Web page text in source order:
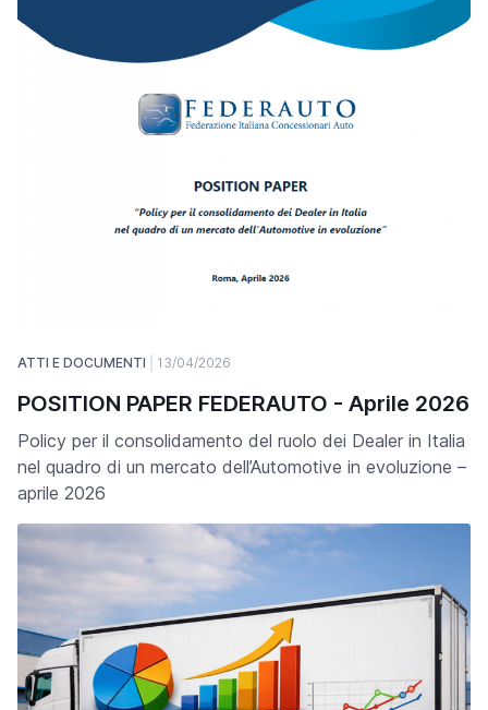
ATTI E DOCUMENTI 13/04/2026
POSITION PAPER FEDERAUTO - Aprile 2026
Policy per il consolidamento del ruolo dei Dealer in Italia
nel quadro di un mercato dell’Automotive in evoluzione –
aprile 2026